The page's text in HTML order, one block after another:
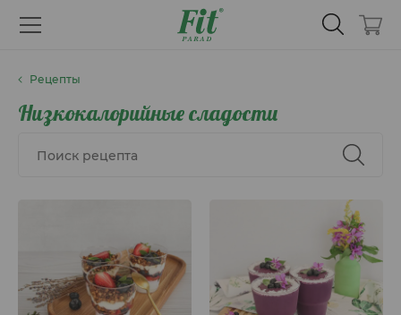
Рецепты
Низкокалорийные сладости